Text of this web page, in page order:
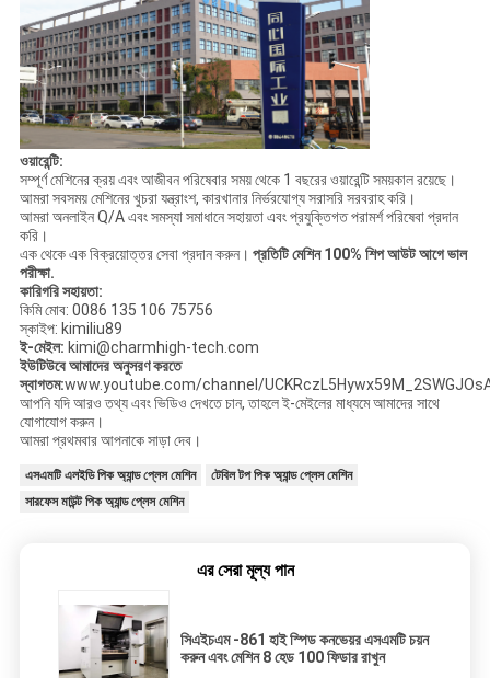
ওয়ারেন্টি:
সম্পূর্ণ মেশিনের ক্রয় এবং আজীবন পরিষেবার সময় থেকে 1 বছরের ওয়ারেন্টি সময়কাল রয়েছে।
আমরা সবসময় মেশিনের খুচরা যন্ত্রাংশ, কারখানার নির্ভরযোগ্য সরাসরি সরবরাহ করি।
আমরা অনলাইন Q/A এবং সমস্যা সমাধানে সহায়তা এবং প্রযুক্তিগত পরামর্শ পরিষেবা প্রদান
করি।
এক থেকে এক বিক্রয়োত্তর সেবা প্রদান করুন। প্রতিটি মেশিন 100% শিপ আউট আগে ভাল
পরীক্ষা.
কারিগরি সহায়তা:
কিমি মোব: 0086 135 106 75756
স্কাইপ: kimiliu89
ই-মেইল: kimi@charmhigh-tech.com
ইউটিউবে আমাদের অনুসরণ করতে
স্বাগতম:www.youtube.com/channel/
আপনি যদি আরও তথ্য এবং ভিডিও দেখতে চান, তাহলে ই-মেইলের মাধ্যমে আমাদের সাথে
যোগাযোগ করুন।
আমরা প্রথমবার আপনাকে সাড়া দেব।
এসএমটি এলইডি পিক অ্যান্ড প্লেস মেশিন
টেবিল টপ পিক অ্যান্ড প্লেস মেশিন
সারফেস মাউন্ট পিক অ্যান্ড প্লেস মেশিন
এর সেরা মূল্য পান
সিএইচএম -861 হাই স্পিড কনভেয়র এসএমটি চয়ন
করুন এবং মেশিন 8 হেড 100 ফিডার রাখুন